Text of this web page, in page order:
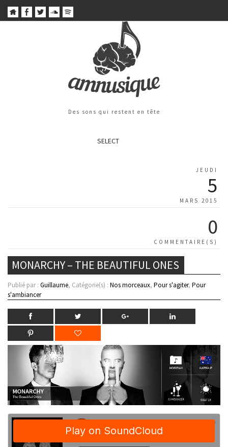
Des sons qui restent en tête
SELECT
JEUDI
5
MARS 2015
0
COMMENTAIRE(S)
MONARCHY – THE BEAUTIFUL ONES
Publié par : Guillaume, Catégorie(s) : Nos morceaux, Pour s'agiter, Pour
s'ambiancer